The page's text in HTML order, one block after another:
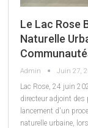
Le Lac Rose
Naturelle
Admin Juin 27,
Lac Rose, 24 juin
directeur adjoint
lancement d'un
naturelle urbaine,